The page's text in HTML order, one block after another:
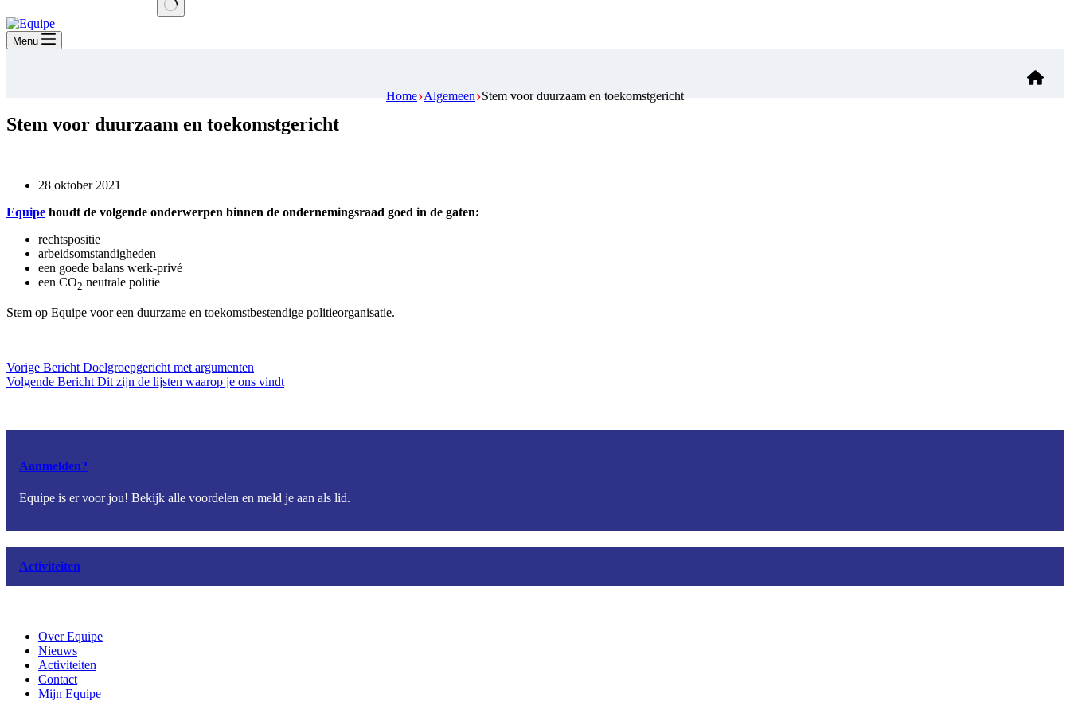
Geen
resultaten
Menu
Home Algemeen Stem voor duurzaam en toekomstgericht
Stem voor duurzaam en toekomstgericht
28 oktober 2021
Equipe houdt de volgende onderwerpen binnen de ondernemingsraad goed in de gaten:
rechtspositie
arbeidsomstandigheden
een goede balans werk-privé
een CO2 neutrale politie
Stem op Equipe voor een duurzame en toekomstbestendige politieorganisatie.
Vorige Bericht Doelgroepgericht met argumenten
Volgende Bericht Dit zijn de lijsten waarop je ons vindt
Aanmelden?
Equipe is er voor jou! Bekijk alle voordelen en meld je aan als lid.
Activiteiten
Over Equipe
Nieuws
Activiteiten
Contact
Mijn Equipe